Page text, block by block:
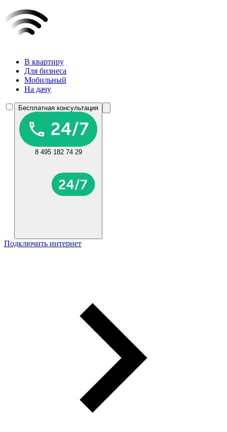
В квартиру
Для бизнеса
Мобильный
На дачу
Бесплатная консультация
8 495 182 74 29
Подключить интернет